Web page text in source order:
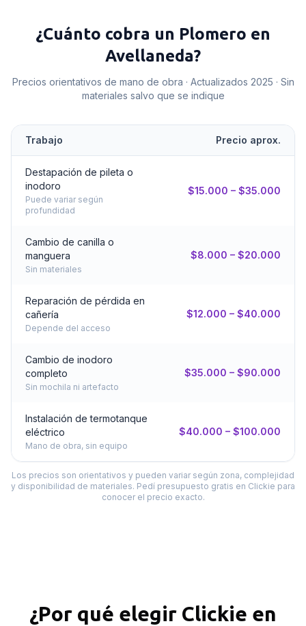
¿Cuánto cobra un Plomero en
Avellaneda?
Precios orientativos de mano de obra · Actualizados 2025 · Sin
materiales salvo que se indique
Trabajo Precio aprox.
Destapación de pileta o
inodoro
Puede variar según
profundidad
$15.000 – $35.000
Cambio de canilla o
manguera
Sin materiales
$8.000 – $20.000
Reparación de pérdida en
cañería
Depende del acceso
$12.000 – $40.000
Cambio de inodoro
completo
Sin mochila ni artefacto
$35.000 – $90.000
Instalación de termotanque
eléctrico
Mano de obra, sin equipo
$40.000 – $100.000
Los precios son orientativos y pueden variar según zona, complejidad
y disponibilidad de materiales. Pedí presupuesto gratis en Clickie para
conocer el precio exacto.
¿Por qué elegir Clickie en